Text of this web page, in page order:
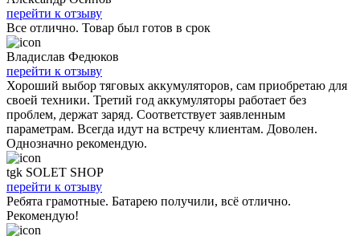
перейти к отзыву
Все отлично. Товар был готов в срок
Владислав Федюков
перейти к отзыву
Хороший выбор тяговых аккумуляторов, сам приобретаю для
своей техники. Третий год аккумуляторы работает без
проблем, держат заряд. Соответствует заявленным
параметрам. Всегда идут на встречу клиентам. Доволен.
Однозначно рекомендую.
tgk SOLET SHOP
перейти к отзыву
Ребята грамотные. Батарею получили, всё отлично.
Рекомендую!